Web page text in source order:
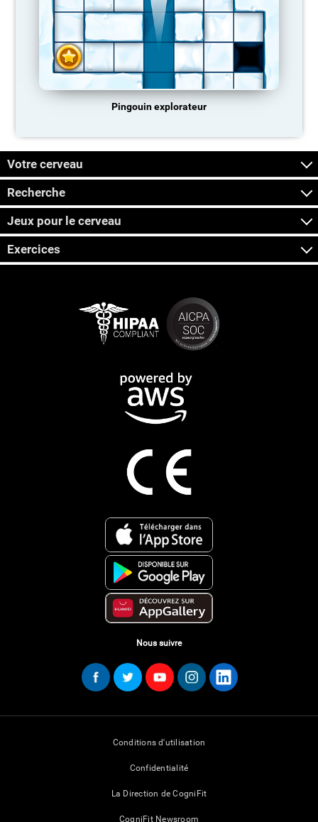
Pingouin explorateur
Votre cerveau
Recherche
Jeux pour le cerveau
Exercices
Nous suivre
Conditions d'utilisation
Confidentialité
La Direction de CogniFit
CogniFit Newsroom